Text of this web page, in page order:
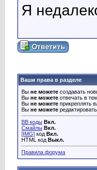
Я
Ваши права в разделе
Вы не можете создавать
Вы не можете отвечать в
Вы не можете прикреплять
Вы не можете
BB коды Вкл.
Смайлы Вкл.
[IMG] код Вкл.
HTML код Выкл.
Правила форума